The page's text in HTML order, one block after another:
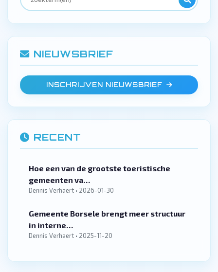
NIEUWSBRIEF
INSCHRIJVEN NIEUWSBRIEF
RECENT
Hoe een van de grootste toeristische
gemeenten va…
Dennis Verhaert • 2026-01-30
Gemeente Borsele brengt meer structuur
in interne…
Dennis Verhaert • 2025-11-20